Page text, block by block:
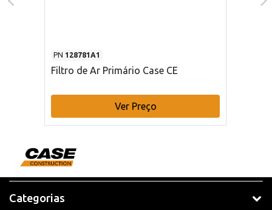
PN 128781A1
Filtro de Ar Primário Case CE
Ver Preço
Categorias